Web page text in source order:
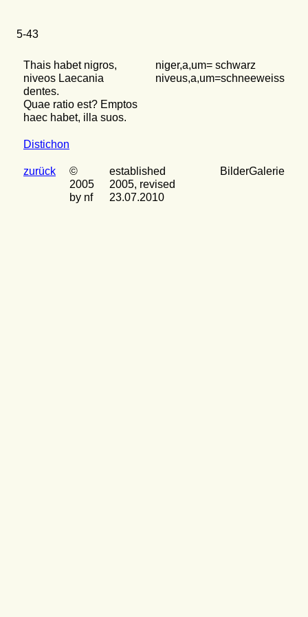
5-43
Thais habet nigros,
niveos Laecania
dentes.
Quae ratio est? Emptos
haec habet, illa suos.
niger,a,um= schwarz
niveus,a,um=schneeweiss
Distichon
zurück
©
2005
by nf
established
2005, revised
23.07.2010
BilderGalerie